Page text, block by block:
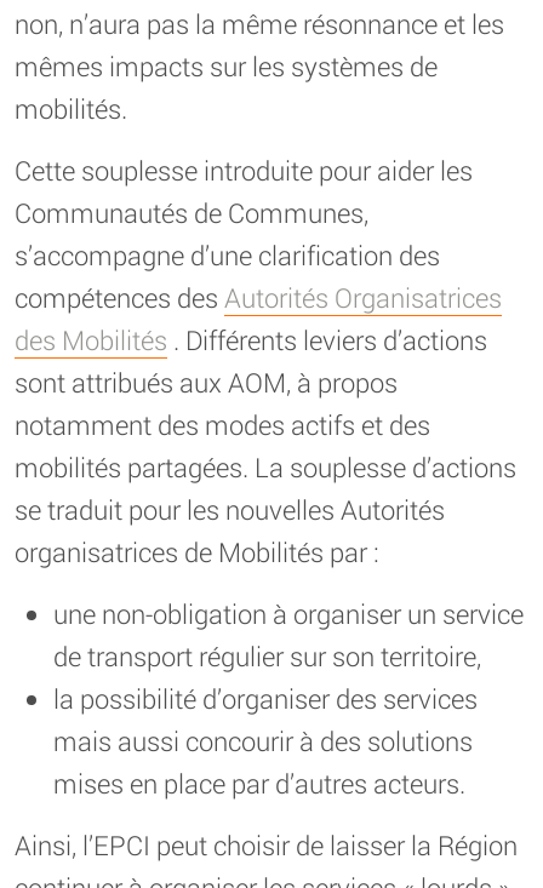
non, n’aura pas la même résonnance et les
mêmes impacts sur les systèmes de
mobilités.
Cette souplesse introduite pour aider les
Communautés de Communes,
s’accompagne d’une clarification des
compétences des Autorités Organisatrices
des Mobilités . Différents leviers d’actions
sont attribués aux AOM, à propos
notamment des modes actifs et des
mobilités partagées. La souplesse d’actions
se traduit pour les nouvelles Autorités
organisatrices de Mobilités par :
une non-obligation à organiser un service
de transport régulier sur son territoire,
la possibilité d’organiser des services
mais aussi concourir à des solutions
mises en place par d’autres acteurs.
Ainsi, l’EPCI peut choisir de laisser la Région